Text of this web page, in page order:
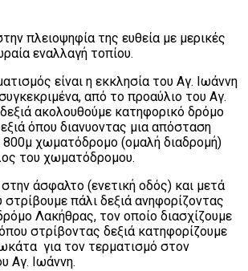
πλειοψηφία της ευθεία με μερικές
εναλλαγή τοπίου.
είναι η εκκλησία του Αγ. Ιωάννη
από το προαύλιο του Αγ.
ακολουθούμε κατηφορικό δρόμο
όπου διανυοντας μια απόσταση
χωματόδρομο (ομαλή διαδρομή)
του χωματόδρομου.
άσφαλτο (ενετική οδός) και μετά
πάλι δεξιά ανηφορίζοντας
Λακήθρας, τον οποίο διασχίζουμε
στρίβοντας δεξιά κατηφορίζουμε
για τον τερματισμό στον
Αγ. Ιωάννη.